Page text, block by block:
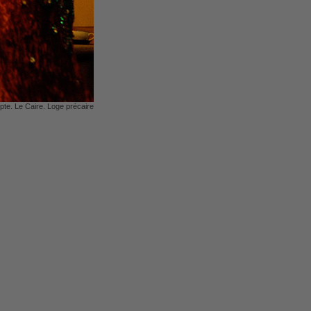
Le Caire. Loge précaire